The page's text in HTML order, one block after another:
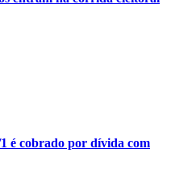
é cobrado por dívida com